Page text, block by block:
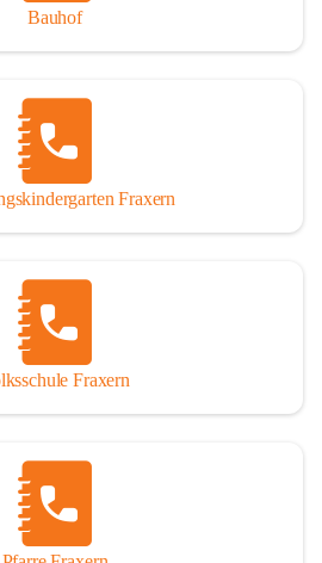
Bauhof
Fraxern
Fraxern